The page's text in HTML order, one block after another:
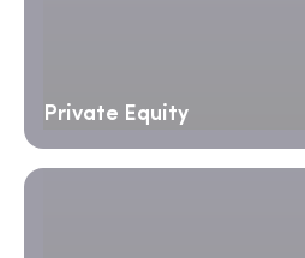
Private Equity